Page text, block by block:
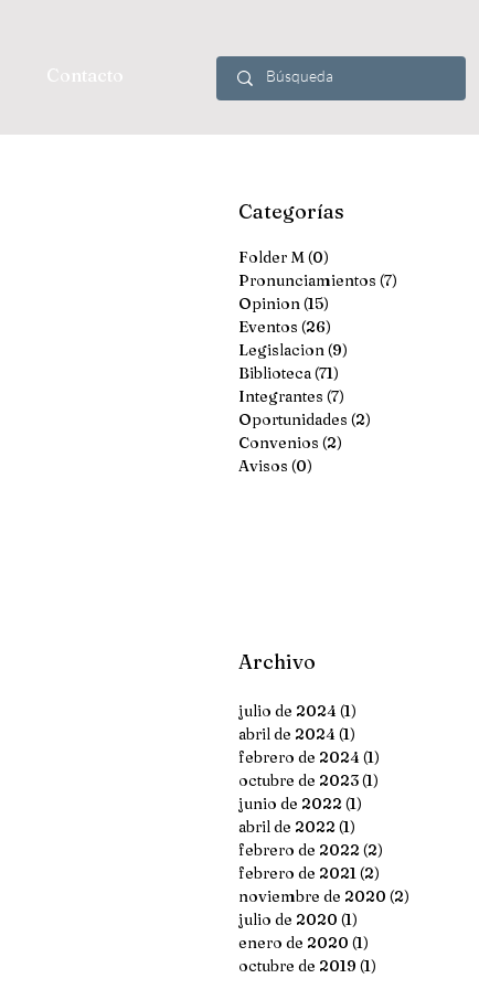
Contacto
Categorías
Folder M(0)
Pronunciamientos (7)
Opinion(15)
Eventos (26)
Legislacion(9)
Biblioteca(71)
Integrantes (7)
Oportunidades (2)
Convenios (2)
Avisos (0)
Archivo
julio de 2024 (1)
abril de 2024 (1)
febrero de 2024 (1)
octubre de 2023(1)
junio de 2022(1)
abril de 2022(1)
febrero de 2022(2)
febrero de 2021(2)
noviembre de 2020 (2)
julio de 2020 (1)
enero de 2020 (1)
octubre de 2019 (1)